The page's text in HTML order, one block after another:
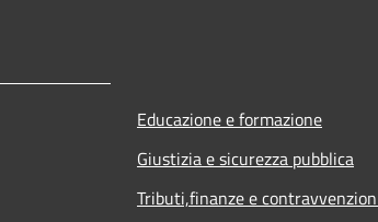
Educazione e formazione
Giustizia e sicurezza pubblica
Tributi,finanze e